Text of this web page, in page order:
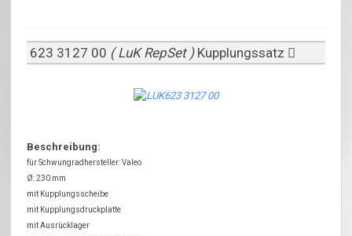
623 3127 00 ( LuK RepSet ) Kupplungssatz
Beschreibung:
für Schwungradhersteller: Valeo
Ø: 230 mm
mit Kupplungsscheibe
mit Kupplungsdruckplatte
mit Ausrücklager